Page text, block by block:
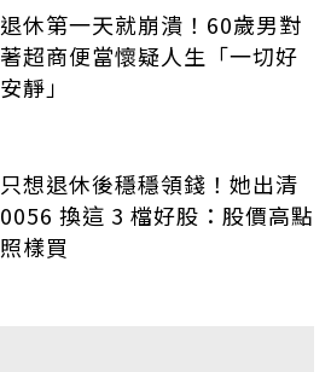
退休第一天就崩潰！60歲男對
著超商便當懷疑人生「一切好
安靜」
只想退休後穩穩領錢！她出清
0056 換這 3 檔好股：股價高點
照樣買